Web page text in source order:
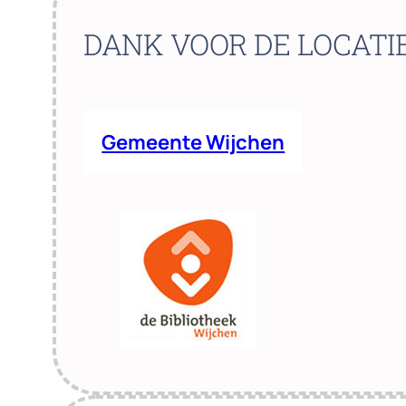
DANK VOOR DE
Gemeente Wijchen